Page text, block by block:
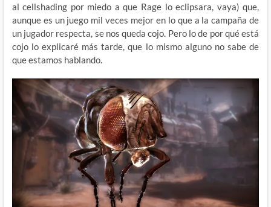
al cellshading por miedo a que Rage lo eclipsara, vaya) que,
aunque es un juego mil veces mejor en lo que a la campaña de
un jugador respecta, se nos queda cojo. Pero lo de por qué está
cojo lo explicaré más tarde, que lo mismo alguno no sabe de
que estamos hablando.